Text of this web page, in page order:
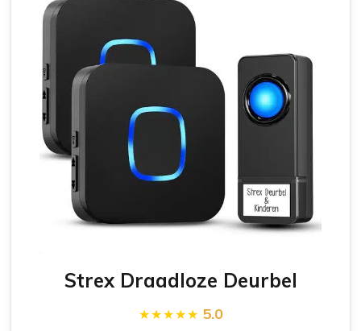
Strex Draadloze Deurbel
5.0